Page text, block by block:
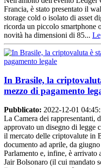
Francia, è stato presentato il
storage cold o isolato di asset
ricorda un piccolo smartphone
novità ha dimensioni di 85...
In Brasile, la
mezzo di pagamento
Pubblicato: 2022-12-01
La Camera dei rappresentanti,
approvato un disegno di legge
il mercato delle criptovalute in
documento ad aprile, da
Parlamento e, infine, è arrivato
Jair Bolsonaro (il cui mandato